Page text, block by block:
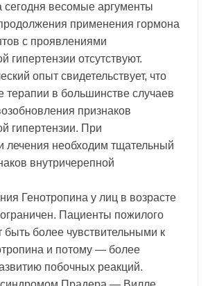
сегодня весомые аргументы
применения гормона
с проявлениями
гипертензии отсутствуют.
опыт свидетельствует, что
терапии в большинстве случаев
признаков
гипертензии. При
лечения необходим тщательный
внутричерепной
Генотропина у лиц в возрасте
Пациенты пожилого
быть более чувствительными к
и потому — более
побочных реакций.